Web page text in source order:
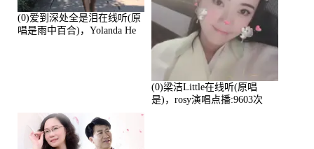
(0)爱到深处全是泪在线听(原
唱是雨中百合)，Yolanda He
(0)梁洁Little在线听(原唱
是)，rosy演唱点播:9603次